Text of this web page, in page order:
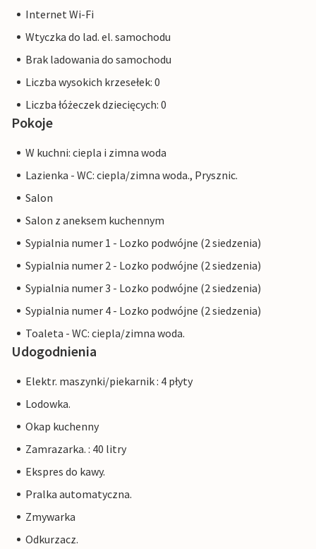
Internet Wi-Fi
Wtyczka do lad. el. samochodu
Brak ladowania do samochodu
Liczba wysokich krzesełek: 0
Liczba łóżeczek dziecięcych: 0
Pokoje
W kuchni: ciepla i zimna woda
Lazienka - WC: ciepla/zimna woda., Prysznic.
Salon
Salon z aneksem kuchennym
Sypialnia numer 1 - Lozko podwójne (2 siedzenia)
Sypialnia numer 2 - Lozko podwójne (2 siedzenia)
Sypialnia numer 3 - Lozko podwójne (2 siedzenia)
Sypialnia numer 4 - Lozko podwójne (2 siedzenia)
Toaleta - WC: ciepla/zimna woda.
Udogodnienia
Elektr. maszynki/piekarnik : 4 płyty
Lodowka.
Okap kuchenny
Zamrazarka. : 40 litry
Ekspres do kawy.
Pralka automatyczna.
Zmywarka
Odkurzacz.